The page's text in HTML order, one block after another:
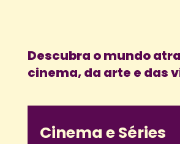
Descubra o mundo
cinema, da arte e das
Cinema e Séries